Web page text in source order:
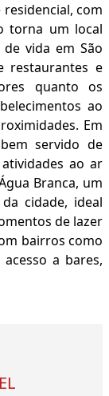
com
torna um local
vida em São
restaurantes e
quanto os
ao
Em
servido de
ao ar
Branca, um
cidade, ideal
de lazer
bairros como
a bares,